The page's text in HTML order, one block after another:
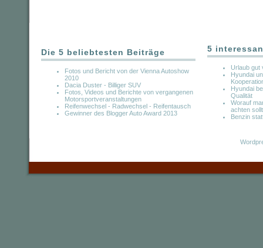
Die 5 beliebtesten Beiträge
Fotos und Bericht von der Vienna Autoshow
2010
Dacia Duster - Billiger SUV
Fotos, Videos und Berichte von vergangenen
Motorsportveranstaltungen
Reifenwechsel - Radwechsel - Reifentausch
Gewinner des Blogger Auto Award 2013
5
Urlaub gut
Hyundai
Hyundai
Qualität
Worauf
achten
Benzin